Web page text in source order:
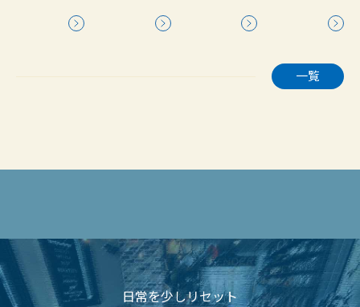
一覧
日常を少しリセット